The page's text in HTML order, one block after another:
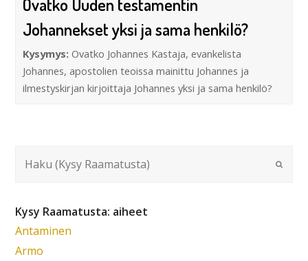
Ovatko Uuden testamentin
Johannekset yksi ja sama henkilö?
Kysymys:Ovatko Johannes Kastaja, evankelista
Johannes, apostolien teoissa mainittu Johannes ja
ilmestyskirjan kirjoittaja Johannes yksi ja sama henkilö?
Kysy Raamatusta: aiheet
Antaminen
Armo